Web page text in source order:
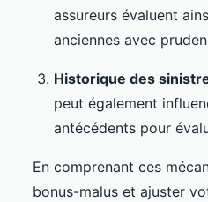
assureurs évaluent
anciennes avec
Historique des
peut également
antécédents pour
En comprenant ces
bonus-malus et ajuster